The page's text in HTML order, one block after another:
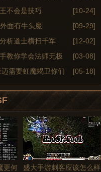
不会是技巧
[10-24]
面有牛头魔
[09-29]
析道士横扫千军
[12-02]
教你学会法师无极
[03-08]
需要虹魔蝎卫你们 [05-18]
更何
盛大手游刺客应该怎么样